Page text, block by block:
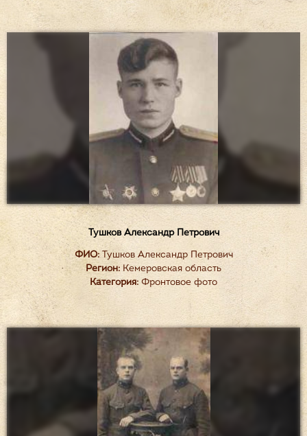
Тушков Александр Петрович
ФИО:Тушков Александр Петрович
Регион: Кемеровская область
Категория: Фронтовое фото